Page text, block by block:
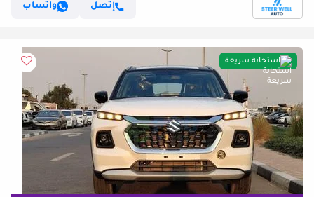
إتصل
واتساب
استجابة سريعة